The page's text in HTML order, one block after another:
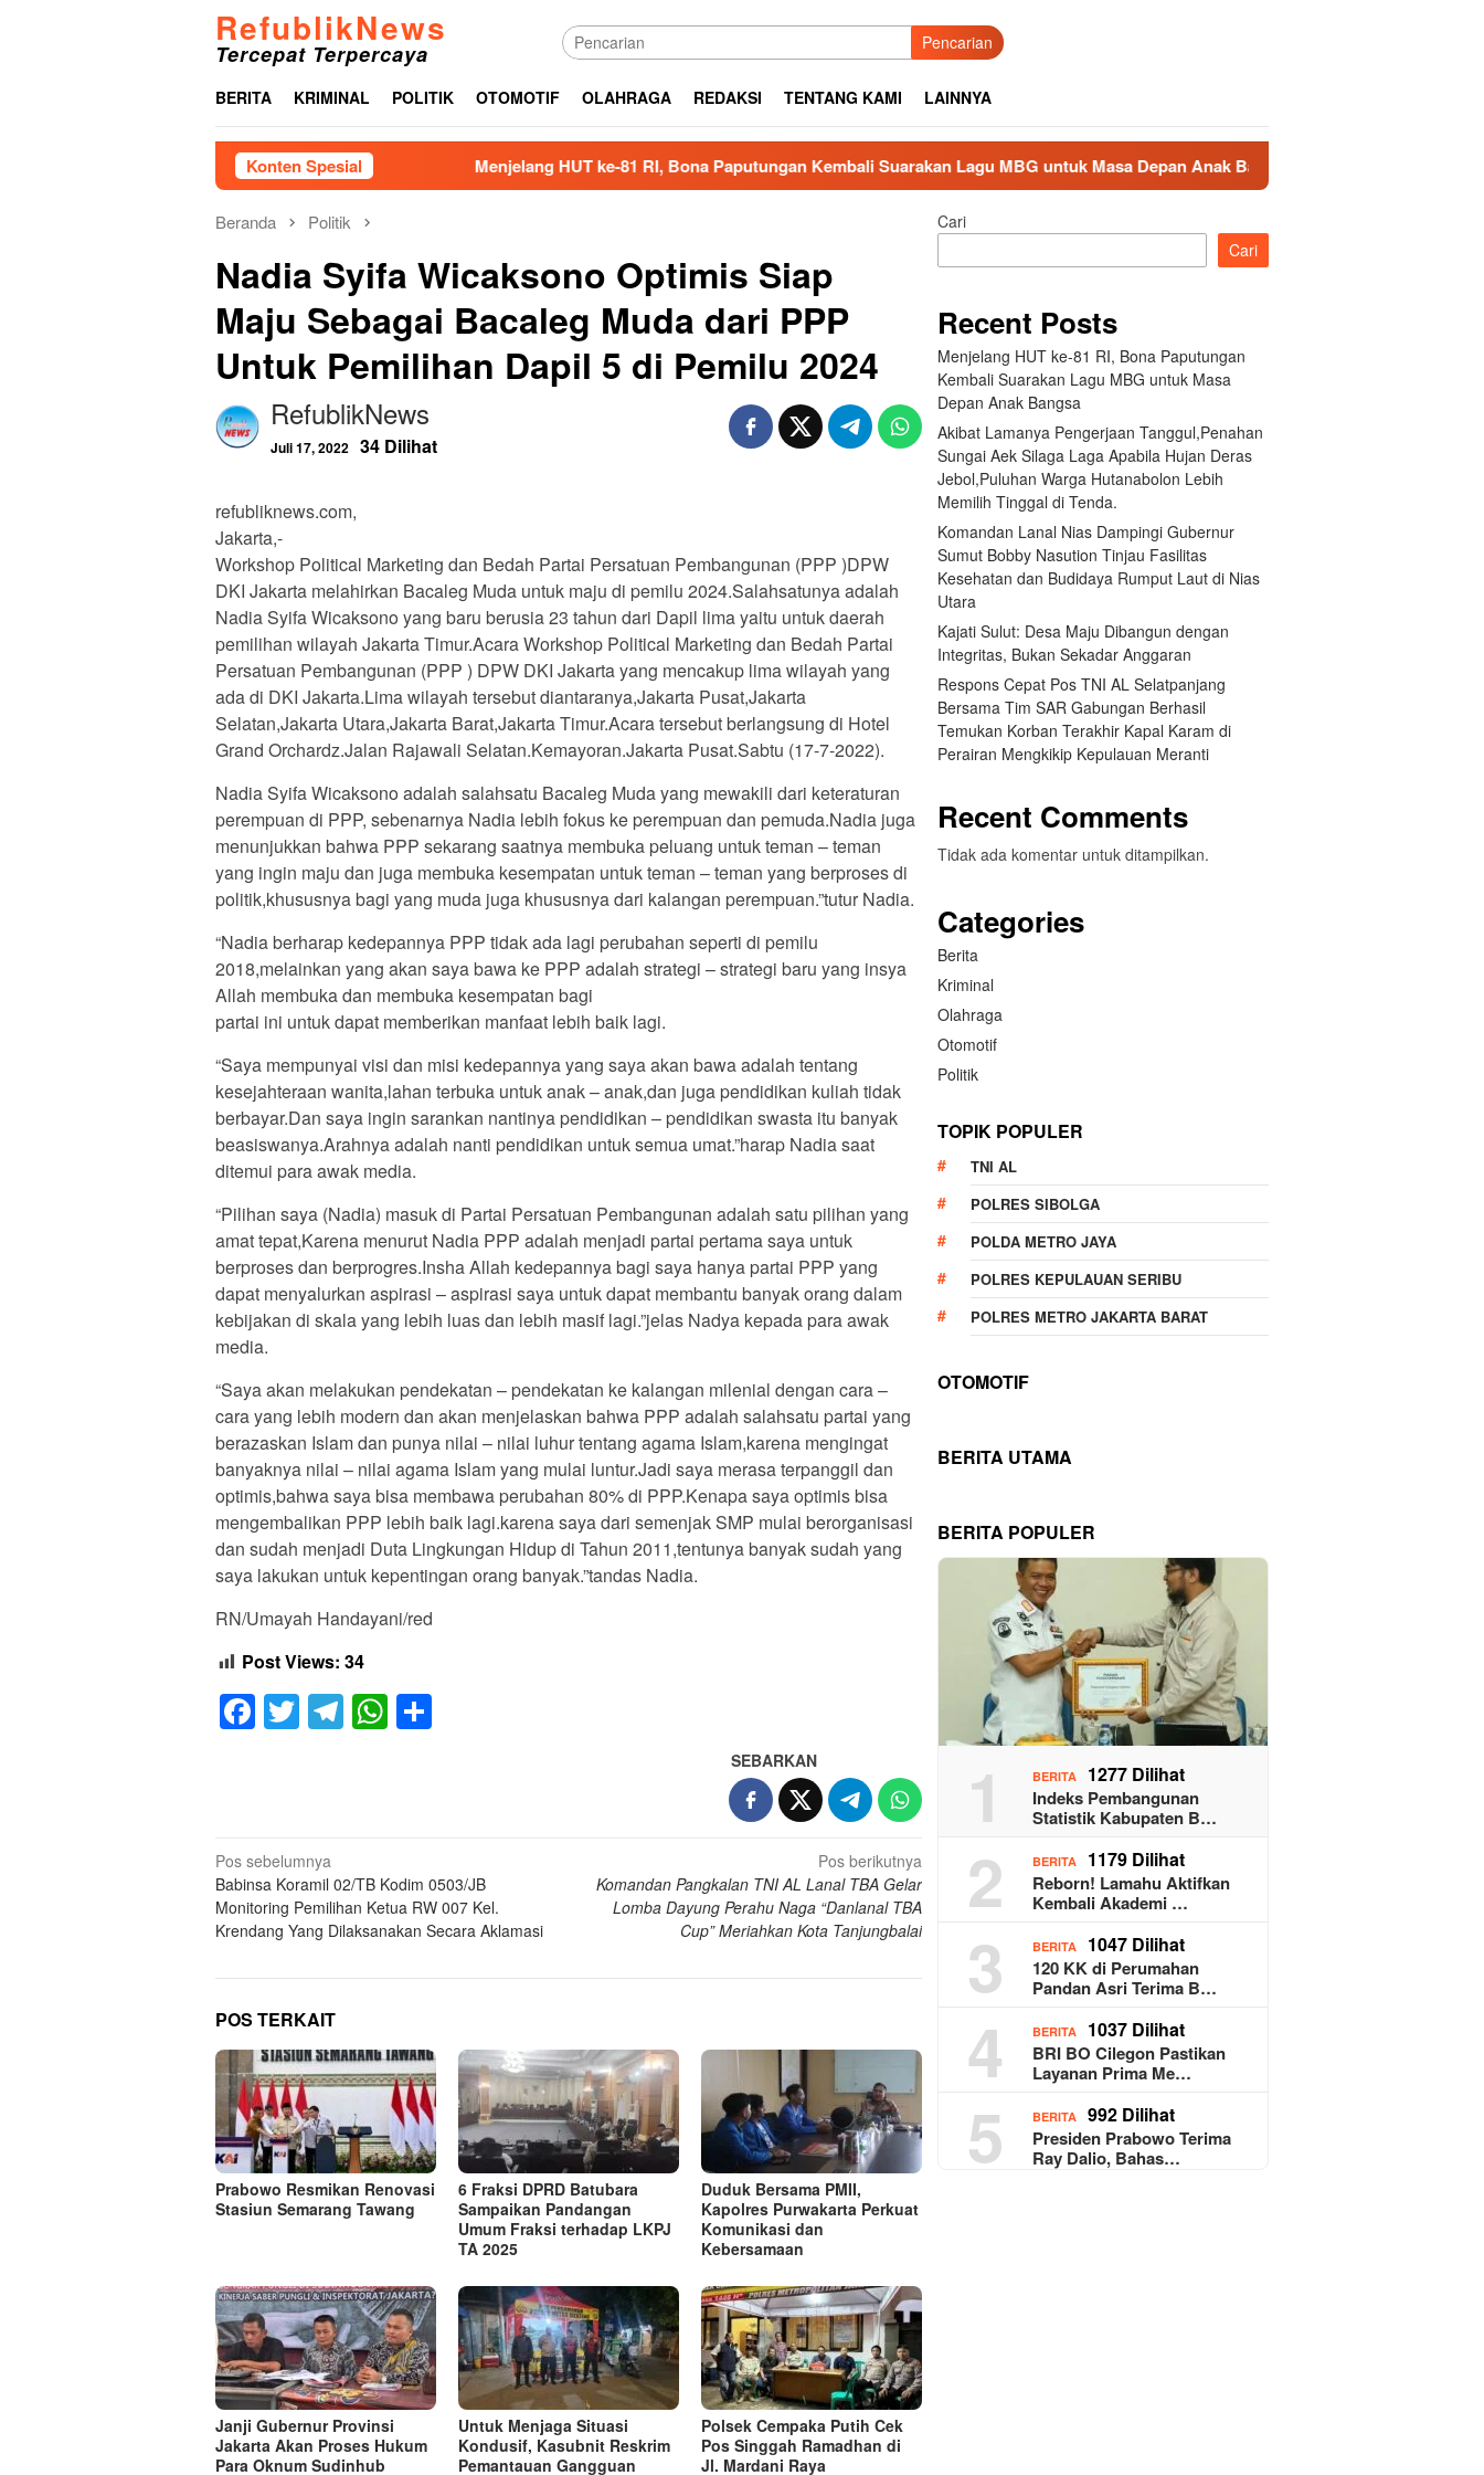
RefublikNews
Tercepat Terpercaya Pencarian
BERITA KRIMINAL POLITIK OTOMOTIF OLAHRAGA REDAKSI TENTANG KAMI LAINNYA
Konten Spesial Menjelang HUT ke-81 RI, Bona Paputungan Kembali Suarakan Lagu MBG untuk Masa Depan Anak Bangsa
Beranda Politik
Nadia Syifa Wicaksono Optimis Siap
Maju Sebagai Bacaleg Muda dari PPP
Untuk Pemilihan Dapil 5 di Pemilu 2024
RefublikNews
Juli 17, 2022 34 Dilihat
refubliknews.com,
Jakarta,-
Workshop Political Marketing dan Bedah Partai Persatuan Pembangunan (PPP )DPW
DKI Jakarta melahirkan Bacaleg Muda untuk maju di pemilu 2024.Salahsatunya adalah
Nadia Syifa Wicaksono yang baru berusia 23 tahun dari Dapil lima yaitu untuk daerah
pemilihan wilayah Jakarta Timur.Acara Workshop Political Marketing dan Bedah Partai
Persatuan Pembangunan (PPP ) DPW DKI Jakarta yang mencakup lima wilayah yang
ada di DKI Jakarta.Lima wilayah tersebut diantaranya,Jakarta Pusat,Jakarta
Selatan,Jakarta Utara,Jakarta Barat,Jakarta Timur.Acara tersebut berlangsung di Hotel
Grand Orchardz.Jalan Rajawali Selatan.Kemayoran.Jakarta Pusat.Sabtu (17-7-2022).
Nadia Syifa Wicaksono adalah salahsatu Bacaleg Muda yang mewakili dari keteraturan
perempuan di PPP, sebenarnya Nadia lebih fokus ke perempuan dan pemuda.Nadia juga
menunjukkan bahwa PPP sekarang saatnya membuka peluang untuk teman – teman
yang ingin maju dan juga membuka kesempatan untuk teman – teman yang berproses di
politik,khususnya bagi yang muda juga khususnya dari kalangan perempuan.”tutur Nadia.
“Nadia berharap kedepannya PPP tidak ada lagi perubahan seperti di pemilu
2018,melainkan yang akan saya bawa ke PPP adalah strategi – strategi baru yang insya
Allah membuka dan membuka kesempatan bagi
partai ini untuk dapat memberikan manfaat lebih baik lagi.
“Saya mempunyai visi dan misi kedepannya yang saya akan bawa adalah tentang
kesejahteraan wanita,lahan terbuka untuk anak – anak,dan juga pendidikan kuliah tidak
berbayar.Dan saya ingin sarankan nantinya pendidikan – pendidikan swasta itu banyak
beasiswanya.Arahnya adalah nanti pendidikan untuk semua umat.”harap Nadia saat
ditemui para awak media.
“Pilihan saya (Nadia) masuk di Partai Persatuan Pembangunan adalah satu pilihan yang
amat tepat,Karena menurut Nadia PPP adalah menjadi partai pertama saya untuk
berproses dan berprogres.Insha Allah kedepannya bagi saya hanya partai PPP yang
dapat menyalurkan aspirasi – aspirasi saya untuk dapat membantu banyak orang dalam
kebijakan di skala yang lebih luas dan lebih masif lagi.”jelas Nadya kepada para awak
media.
“Saya akan melakukan pendekatan – pendekatan ke kalangan milenial dengan cara –
cara yang lebih modern dan akan menjelaskan bahwa PPP adalah salahsatu partai yang
berazaskan Islam dan punya nilai – nilai luhur tentang agama Islam,karena mengingat
banyaknya nilai – nilai agama Islam yang mulai luntur.Jadi saya merasa terpanggil dan
optimis,bahwa saya bisa membawa perubahan 80% di PPP.Kenapa saya optimis bisa
mengembalikan PPP lebih baik lagi.karena saya dari semenjak SMP mulai berorganisasi
dan sudah menjadi Duta Lingkungan Hidup di Tahun 2011,tentunya banyak sudah yang
saya lakukan untuk kepentingan orang banyak.”tandas Nadia.
RN/Umayah Handayani/red
Post Views: 34
Facebook
Twitter
Telegram
WhatsApp
SEBARKAN
Navigasi
pos
Pos sebelumnya
Babinsa Koramil 02/TB Kodim 0503/JB
Monitoring Pemilihan Ketua RW 007 Kel.
Krendang Yang Dilaksanakan Secara Aklamasi
Pos berikutnya
Komandan Pangkalan TNI AL Lanal TBA Gelar
Lomba Dayung Perahu Naga “Danlanal TBA
Cup” Meriahkan Kota Tanjungbalai
POS TERKAIT
Prabowo Resmikan Renovasi
Stasiun Semarang Tawang
6 Fraksi DPRD Batubara
Sampaikan Pandangan
Umum Fraksi terhadap LKPJ
TA 2025
Duduk Bersama PMII,
Kapolres Purwakarta Perkuat
Komunikasi dan
Kebersamaan
Janji Gubernur Provinsi
Jakarta Akan Proses Hukum
Para Oknum Sudinhub
Untuk Menjaga Situasi
Kondusif, Kasubnit Reskrim
Pemantauan Gangguan
Polsek Cempaka Putih Cek
Pos Singgah Ramadhan di
Jl. Mardani Raya
Cari
Cari
Recent Posts
Menjelang HUT ke-81 RI, Bona Paputungan
Kembali Suarakan Lagu MBG untuk Masa
Depan Anak Bangsa
Akibat Lamanya Pengerjaan Tanggul,Penahan
Sungai Aek Silaga Laga Apabila Hujan Deras
Jebol,Puluhan Warga Hutanabolon Lebih
Memilih Tinggal di Tenda.
Komandan Lanal Nias Dampingi Gubernur
Sumut Bobby Nasution Tinjau Fasilitas
Kesehatan dan Budidaya Rumput Laut di Nias
Utara
Kajati Sulut: Desa Maju Dibangun dengan
Integritas, Bukan Sekadar Anggaran
Respons Cepat Pos TNI AL Selatpanjang
Bersama Tim SAR Gabungan Berhasil
Temukan Korban Terakhir Kapal Karam di
Perairan Mengkikip Kepulauan Meranti
Recent Comments
Tidak ada komentar untuk ditampilkan.
Categories
Berita
Kriminal
Olahraga
Otomotif
Politik
TOPIK POPULER
TNI AL
POLRES SIBOLGA
POLDA METRO JAYA
POLRES KEPULAUAN SERIBU
POLRES METRO JAKARTA BARAT
OTOMOTIF
BERITA UTAMA
BERITA POPULER
1 BERITA 1277 Dilihat
Indeks Pembangunan
Statistik Kabupaten B…
2 BERITA 1179 Dilihat
Reborn! Lamahu Aktifkan
Kembali Akademi …
3 BERITA 1047 Dilihat
120 KK di Perumahan
Pandan Asri Terima B…
4 BERITA 1037 Dilihat
BRI BO Cilegon Pastikan
Layanan Prima Me…
5 BERITA 992 Dilihat
Presiden Prabowo Terima
Ray Dalio, Bahas…